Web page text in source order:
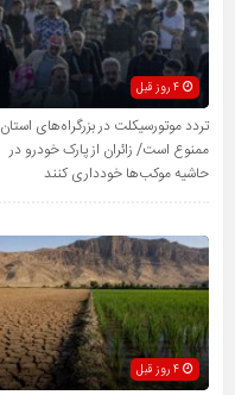
4 روز قبل
تردد موتورسیکلت در بزرگراه‌های استان
ممنوع است/ زائران از پارک خودرو در
حاشیه موکب‌ها خودداری کنند
4 روز قبل